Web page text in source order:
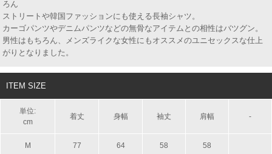
ろん
ストリートや韓国ファッションにも使える長袖シャツ。
カーゴパンツやデニムパンツなどの無骨なアイテムとの相性はバツグン。
男性はもちろん、メンズライクな女性にもオススメのユニセックスな仕上
がりとなりました。
ITEM SIZE
単位:
cm
着丈 身幅 袖丈 肩幅 -
M 77 64 58 58